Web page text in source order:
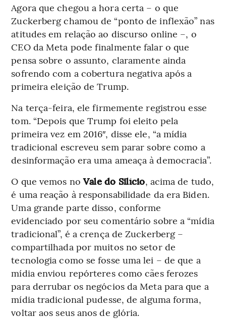
Agora que chegou a hora certa – o que
Zuckerberg chamou de “ponto de inflexão” nas
atitudes em relação ao discurso online –, o
CEO da Meta pode finalmente falar o que
pensa sobre o assunto, claramente ainda
sofrendo com a cobertura negativa após a
primeira eleição de Trump.
Na terça-feira, ele firmemente registrou esse
tom. “Depois que Trump foi eleito pela
primeira vez em 2016″, disse ele, “a mídia
tradicional escreveu sem parar sobre como a
desinformação era uma ameaça à democracia”.
O que vemos noVale do Silício, acima de tudo,
é uma reação à responsabilidade da era Biden.
Uma grande parte disso, conforme
evidenciado por seu comentário sobre a “mídia
tradicional”, é a crença de Zuckerberg –
compartilhada por muitos no setor de
tecnologia como se fosse uma lei – de que a
mídia enviou repórteres como cães ferozes
para derrubar os negócios da Meta para que a
mídia tradicional pudesse, de alguma forma,
voltar aos seus anos de glória.